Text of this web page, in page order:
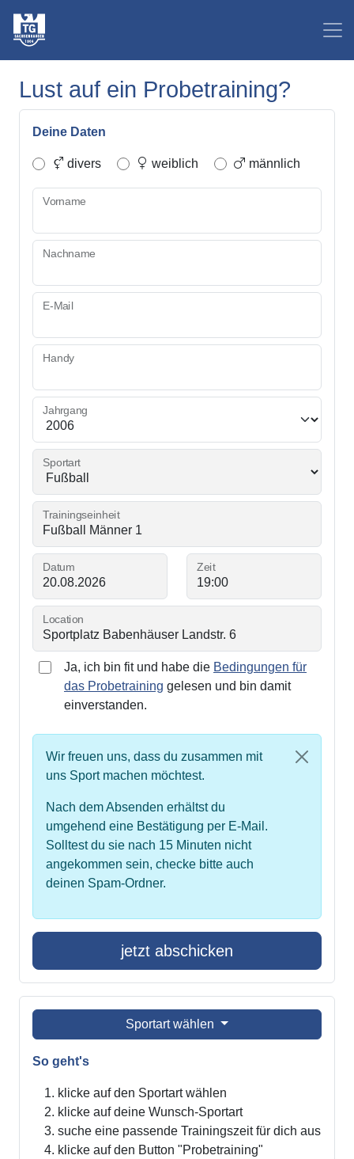
Lust auf ein Probetraining?
Deine Daten
divers weiblich männlich
Vorname
Nachname
E-Mail
Handy
Jahrgang
Sportart
Trainingseinheit
Datum Zeit
Location
Ja, ich bin fit und habe die Bedingungen für
das Probetraining gelesen und bin damit
einverstanden.
Wir freuen uns, dass du zusammen mit
uns Sport machen möchtest.
Nach dem Absenden erhältst du
umgehend eine Bestätigung per E-Mail.
Solltest du sie nach 15 Minuten nicht
angekommen sein, checke bitte auch
deinen Spam-Ordner.
jetzt abschicken
Sportart wählen
So geht's
klicke auf den Sportart wählen
klicke auf deine Wunsch-Sportart
suche eine passende Trainingszeit für dich aus
klicke auf den Button "Probetraining"